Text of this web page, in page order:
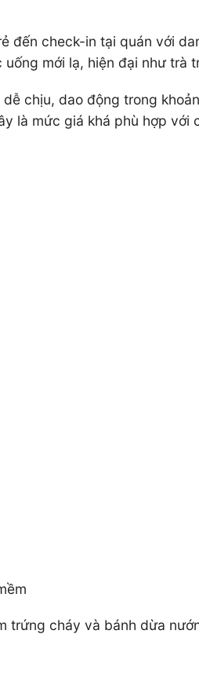
đến check-in tại quán với
mới lạ, hiện đại như trà
chịu, dao động trong
mức giá khá phù hợp với
trứng cháy và bánh dừa